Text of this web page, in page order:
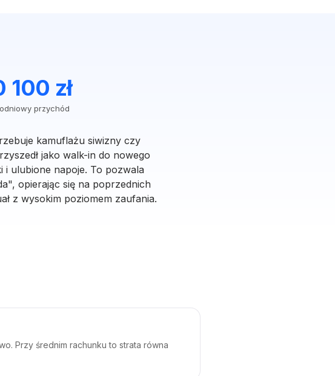
100 zł
przychód
kamuflażu siwizny czy
jako walk-in do nowego
ulubione napoje. To pozwala
opierając się na poprzednich
z wysokim poziomem zaufania.
Przy średnim rachunku to strata równa